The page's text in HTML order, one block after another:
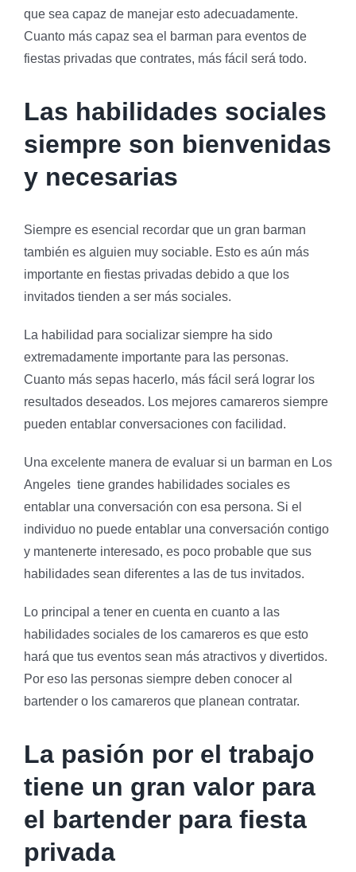
que sea capaz de manejar esto adecuadamente.
Cuanto más capaz sea el barman para eventos de
fiestas privadas que contrates, más fácil será todo.
Las habilidades sociales
siempre son bienvenidas
y necesarias
Siempre es esencial recordar que un gran barman
también es alguien muy sociable. Esto es aún más
importante en fiestas privadas debido a que los
invitados tienden a ser más sociales.
La habilidad para socializar siempre ha sido
extremadamente importante para las personas.
Cuanto más sepas hacerlo, más fácil será lograr los
resultados deseados. Los mejores camareros siempre
pueden entablar conversaciones con facilidad.
Una excelente manera de evaluar si un barman en Los
Angeles tiene grandes habilidades sociales es
entablar una conversación con esa persona. Si el
individuo no puede entablar una conversación contigo
y mantenerte interesado, es poco probable que sus
habilidades sean diferentes a las de tus invitados.
Lo principal a tener en cuenta en cuanto a las
habilidades sociales de los camareros es que esto
hará que tus eventos sean más atractivos y divertidos.
Por eso las personas siempre deben conocer al
bartender o los camareros que planean contratar.
La pasión por el trabajo
tiene un gran valor para
el bartender para fiesta
privada